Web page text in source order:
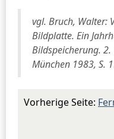
vgl. Bruch, Walter:
Bildplatte. Ein
Bildspeicherung. 2.
München 1983, S.
Vorherige Seite: